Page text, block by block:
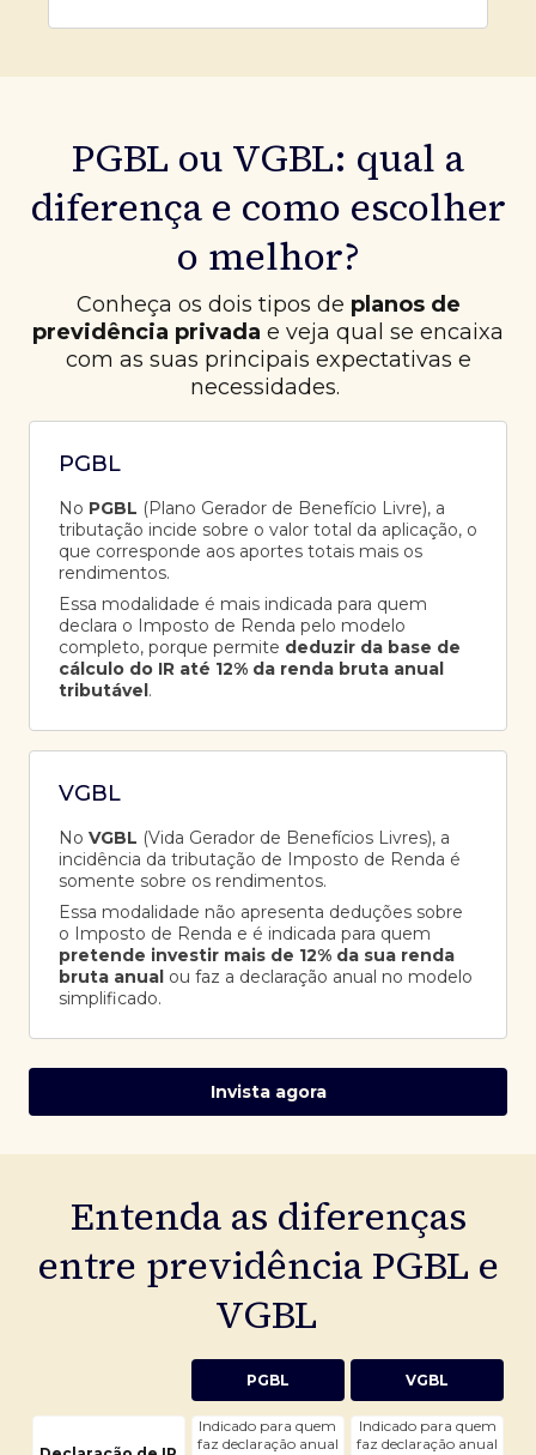
PGBL ou VGBL: qual a
diferença e como escolher
o melhor?
Conheça os dois tipos de planos de
previdência privada e veja qual se encaixa
com as suas principais expectativas e
necessidades.
PGBL
No PGBL (Plano Gerador de Benefício Livre), a
tributação incide sobre o valor total da aplicação, o
que corresponde aos aportes totais mais os
rendimentos.
Essa modalidade é mais indicada para quem
declara o Imposto de Renda pelo modelo
completo, porque permite deduzir da base de
cálculo do IR até 12% da renda bruta anual
tributável.
VGBL
No VGBL (Vida Gerador de Benefícios Livres), a
incidência da tributação de Imposto de Renda é
somente sobre os rendimentos.
Essa modalidade não apresenta deduções sobre
o Imposto de Renda e é indicada para quem
pretende investir mais de 12% da sua renda
bruta anual ou faz a declaração anual no modelo
simplificado.
Invista agora
Entenda as diferenças
entre previdência PGBL e
VGBL
PGBL VGBL
Indicado para quem
faz declaração anual
Indicado para quem
faz declaração anual